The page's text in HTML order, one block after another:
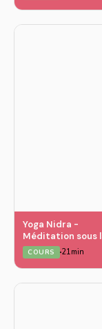
Yoga Nidra -
Méditation sous
COURS 21min